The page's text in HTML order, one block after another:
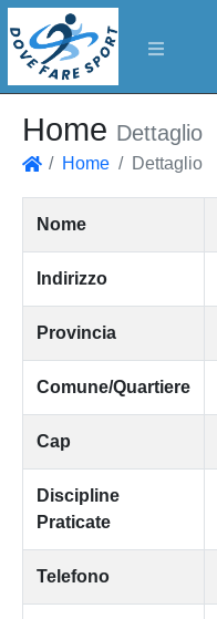
Home Dettaglio
Home Dettaglio
Nome
Indirizzo
Provincia
Comune/Quartiere
Cap
Discipline
Praticate
Telefono